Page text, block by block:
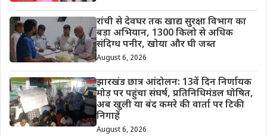
रांची से देवघर तक खाद्य सुरक्षा विभाग का
बड़ा अभियान, 1300 किलो से अधिक
संदिग्ध पनीर, खोया और घी जब्त
August 6, 2026
झारखंड छात्र आंदोलन: 13वें दिन निर्णायक
मोड़ पर पहुंचा संघर्ष, प्रतिनिधिमंडल घोषित,
अब खुली या बंद कमरे की वार्ता पर टिकी
निगाहें
August 6, 2026